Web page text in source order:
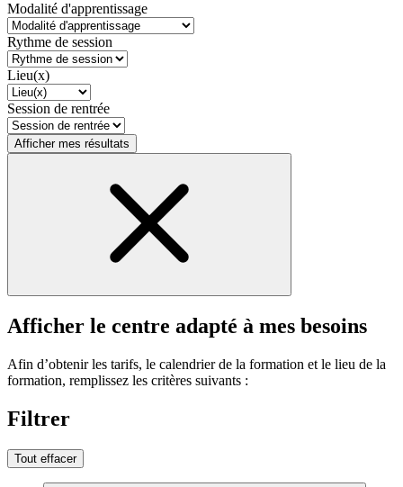
Modalité d'apprentissage
Rythme de session
Lieu(x)
Session de rentrée
Afficher mes résultats
Afficher le centre adapté à mes besoins
Afin d’obtenir les tarifs, le calendrier de la formation et le lieu de la
formation, remplissez les critères suivants :
Filtrer
Tout effacer